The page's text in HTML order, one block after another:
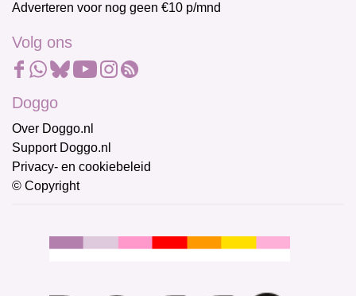
Adverteren voor nog geen €10 p/mnd
Volg ons
Doggo
Over Doggo.nl
Support Doggo.nl
Privacy- en cookiebeleid
© Copyright